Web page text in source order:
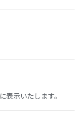
表示いたします。